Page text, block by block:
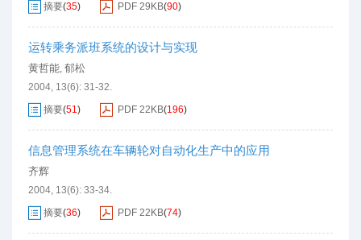
摘要(35) PDF 29KB(90)
运转乘务派班系统的设计与实现
黄哲能, 郁松
2004, 13(6): 31-32.
摘要(51) PDF 22KB(196)
信息管理系统在车辆轮对自动化生产中的应用
齐辉
2004, 13(6): 33-34.
摘要(36) PDF 22KB(74)